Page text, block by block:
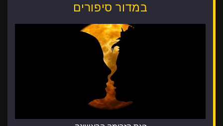
במדור סיפורים